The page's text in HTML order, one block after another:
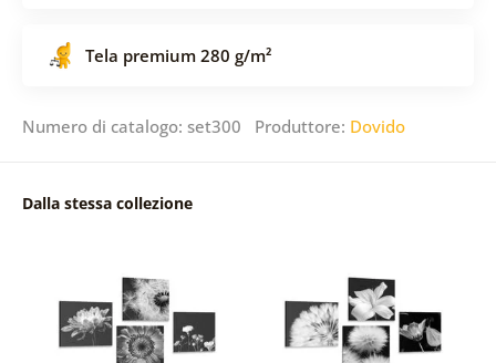
Tela premium 280 g/m²
Numero di catalogo: set300 Produttore: Dovido
Dalla stessa collezione